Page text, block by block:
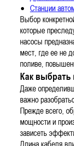
Станции
Выбор
которые
насосы
мест, где ее не
поливе,
Как
Даже
важно
Прежде всего,
мощности и
зависеть